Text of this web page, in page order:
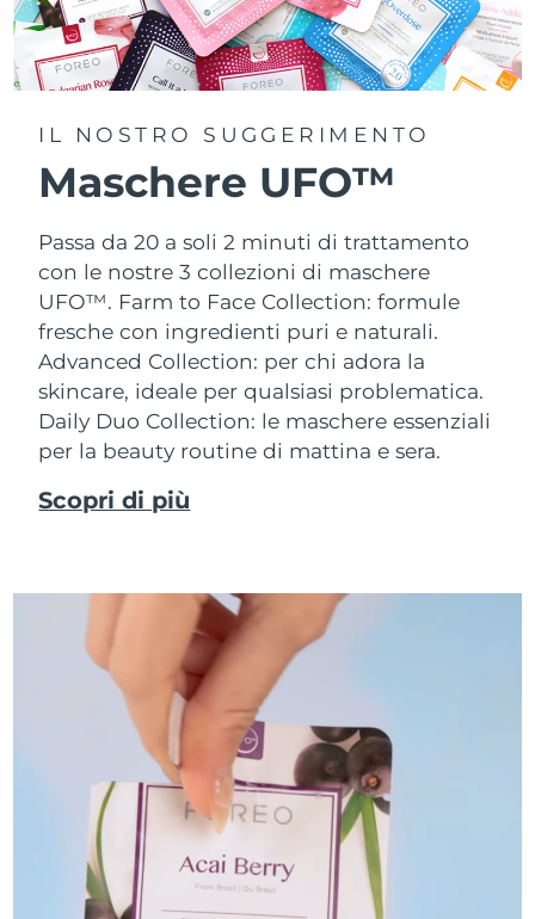
IL NOSTRO SUGGERIMENTO
Maschere UFO™
Passa da 20 a soli 2 minuti di trattamento
con le nostre 3 collezioni di maschere
UFO™. Farm to Face Collection: formule
fresche con ingredienti puri e naturali.
Advanced Collection: per chi adora la
skincare, ideale per qualsiasi problematica.
Daily Duo Collection: le maschere essenziali
per la beauty routine di mattina e sera.
Scopri di più